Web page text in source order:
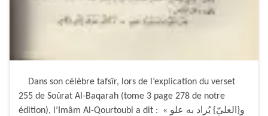
Dans son célèbre tafsîr, lors de l’explication du verset
255 de Soûrat Al-Baqarah (tome 3 page 278 de notre
édition), l’Imâm Al-Qourtoubi a dit : « و{العليّ} يُراد به علو